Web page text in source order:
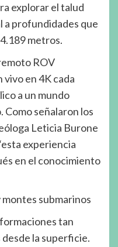
explorar el talud
a profundidades que
metros.
ROV
en 4K cada
a un mundo
señalaron los
Leticia Burone
experiencia
en el conocimiento
montes submarinos
tan
la superficie.